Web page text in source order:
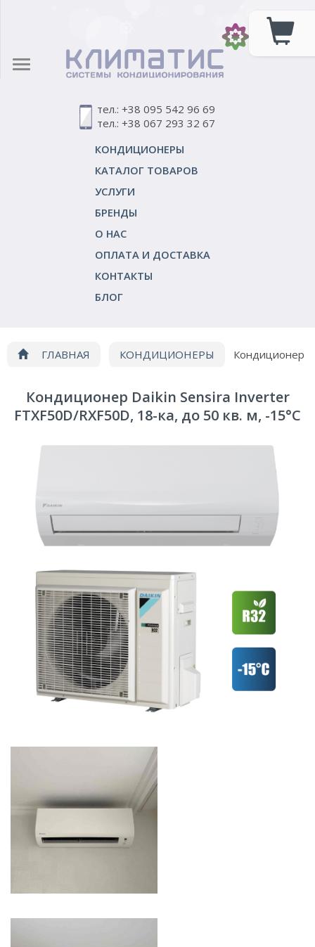
тел.: +38 095 542 96 69
тел.: +38 067 293 32 67
КОНДИЦИОНЕРЫ
КАТАЛОГ ТОВАРОВ
УСЛУГИ
БРЕНДЫ
О НАС
ОПЛАТА И ДОСТАВКА
КОНТАКТЫ
БЛОГ
ГЛАВНАЯ КОНДИЦИОНЕРЫ
Кондиционер
Кондиционер Daikin Sensira Inverter
FTXF50D/RXF50D, 18-ка, до 50 кв. м, -15°C